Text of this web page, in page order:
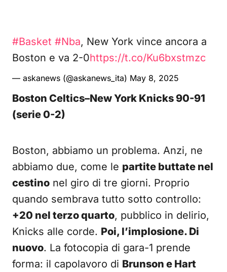
#Basket #Nba, New York vince ancora a
Boston e va 2-0https://t.co/Ku6bxstmzc
— askanews (@askanews_ita) May 8, 2025
Boston Celtics–New York Knicks 90-91
(serie 0-2)
Boston, abbiamo un problema. Anzi, ne
abbiamo due, come le partite buttate nel
cestino nel giro di tre giorni. Proprio
quando sembrava tutto sotto controllo:
+20 nel terzo quarto, pubblico in delirio,
Knicks alle corde. Poi, l’implosione. Di
nuovo. La fotocopia di gara-1 prende
forma: il capolavoro di Brunson e Hart